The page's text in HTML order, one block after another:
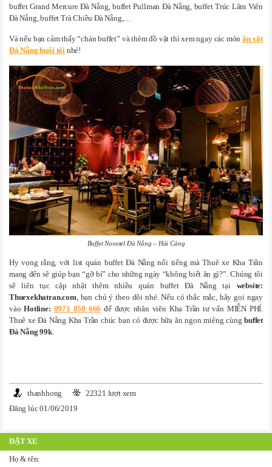
buffet Grand Mercure Đà Nẵng, buffet Pullman Đà Nẵng, buffet Trúc Lâm Viên
Đà Nẵng, buffet Trà Chiều Đà Nẵng,…
Và nếu bạn cảm thấy “chán buffet” và thèm đồ vặt thì xem ngay các mónăn vặt
Đà Nẵng buổi tốinhé!
Buffet Novotel Đà Nẵng – Hải Cảng
Hy vọng rằng, với list quán buffet Đà Nẵng nổi tiếng mà Thuê xe Kha Trần
mang đến sẽ giúp bạn “gỡ bí” cho những ngày “không biết ăn gì?”. Chúng tôi
sẽ liên tục cập nhật thêm nhiều quán buffet Đà Nẵng tại website:
Thuexekhatran.com, bạn chú ý theo dõi nhé. Nếu có thắc mắc, hãy gọi ngay
vàoHotline: 0971 850 666 để được nhân viên Kha Trần tư vấn MIỄN PHÍ.
Thuê xe Đà Nẵng Kha Trần chúc bạn có được bữa ăn ngon miệng cùngbuffet
Đà Nẵng 99k.
thanhhong
22321 lượt xem
Đăng lúc 01/06/2019
ĐẶT XE
Họ & tên: